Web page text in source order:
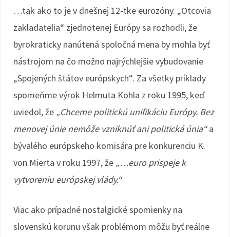
…tak ako to je v dnešnej 12-tke eurozóny. „Otcovia
zakladatelia“ zjednotenej Európy sa rozhodli, že
byrokraticky nanútená spoločná mena by mohla byť
nástrojom na čo možno najrýchlejšie vybudovanie
„Spojených štátov európskych“. Za všetky príklady
spomeňme výrok Helmuta Kohla z roku 1995, keď
uviedol, že „Chceme politickú unifikáciu Európy. Bez
menovej únie nemôže vzniknúť ani politická únia“a
bývalého európskeho komisára pre konkurenciu K.
von Mierta v roku 1997, že „…euro prispeje k
vytvoreniu európskej vlády.“
Viac ako prípadné nostalgické spomienky na
slovenskú korunu však problémom môžu byť reálne